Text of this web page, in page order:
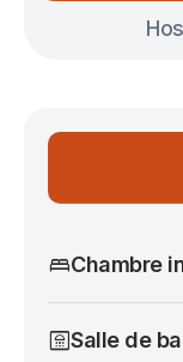
bedChambre
bathroomSalle de